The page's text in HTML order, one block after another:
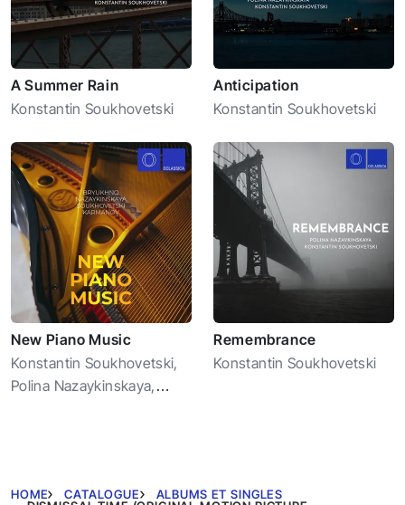
A Summer Rain
Konstantin Soukhovetski
Anticipation
Konstantin Soukhovetski
New Piano Music
Konstantin Soukhovetski,
Polina Nazaykinskaya,
Remembrance
Konstantin Soukhovetski
HOME CATALOGUE
ALBUMS ET SINGLES